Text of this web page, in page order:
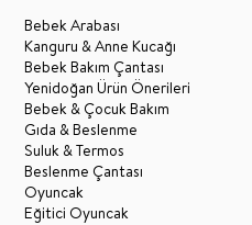
Bebek Arabası
Kanguru & Anne Kucağı
Bebek Bakım Çantası
Yenidoğan Ürün Önerileri
Bebek & Çocuk Bakım
Gıda & Beslenme
Suluk & Termos
Beslenme Çantası
Oyuncak
Eğitici Oyuncak